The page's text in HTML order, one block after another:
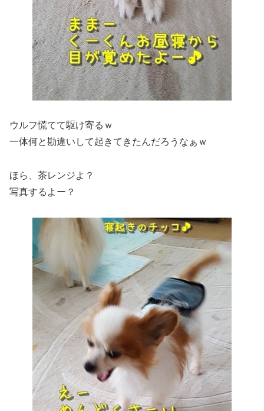
ウルフ慌てて駆け寄るｗ
一体何と勘違いして起きてきたんだろうなぁｗ
ほら、茶レンジよ？
写真するよー？